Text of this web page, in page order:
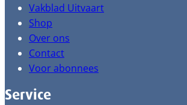
Vakblad Uitvaart
Shop
Over ons
Contact
Voor abonnees
Service